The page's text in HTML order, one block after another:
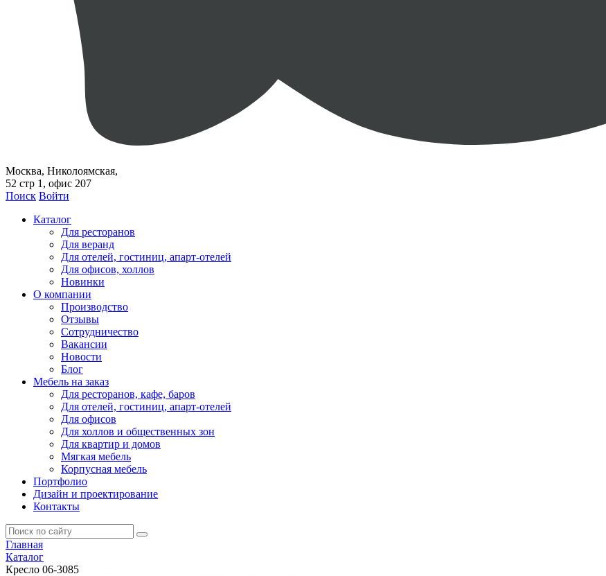
Москва, Николоямская,
52 стр 1, офис 207
Поиск Войти
Каталог
Для ресторанов
Для веранд
Для отелей, гостиниц, апарт-отелей
Для офисов, холлов
Новинки
О компании
Производство
Отзывы
Сотрудничество
Вакансии
Новости
Блог
Мебель на заказ
Для ресторанов, кафе, баров
Для отелей, гостиниц, апарт-отелей
Для офисов
Для холлов и общественных зон
Для квартир и домов
Мягкая мебель
Корпусная мебель
Портфолио
Дизайн и проектирование
Контакты
Главная
Каталог
Кресло 06-3085